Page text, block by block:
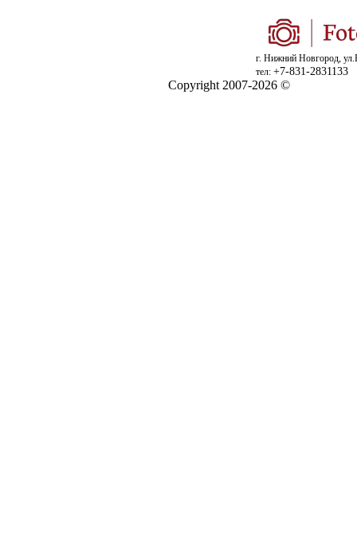
г. Нижний Новгород,
тел: +7-831-2831133
Copyright 2007-2026 ©